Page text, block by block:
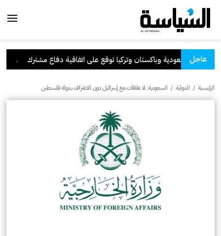
عاجلالسعودية وباكستان وتركيا توقع على اتفاقية دفاع مشترك
الرئيسية / الدولية / السعودية: لا علاقات مع إسرائيل دون الاعتراف بدولة فلسطين